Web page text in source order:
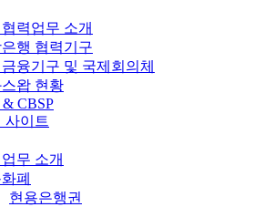
력업무 소개
행 협력기구
융기구 및 국제회의체
왑 현황
& CBSP
사이트
무 소개
폐
현용은행권